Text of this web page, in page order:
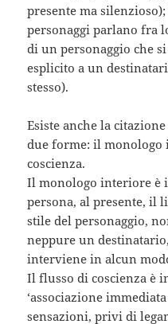
presente ma
personaggi parlano fra
di un personaggio che
esplicito a un
stesso).
Esiste anche la
due forme: il
coscienza.
Il monologo interiore è
persona, al presente, il
stile del personaggio,
neppure un
interviene in alcun
Il flusso di coscienza è
‘associazione
sensazioni, privi di